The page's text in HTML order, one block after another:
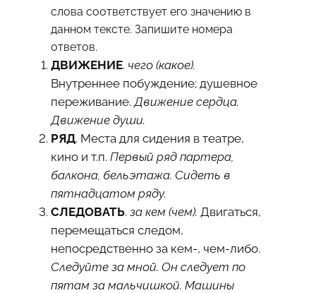
слова соответствует его значению в
данном тексте. Запишите номера
ответов.
ДВИЖЕНИЕ. чего (какое).
Внутреннее побуждение; душевное
переживание. Движение сердца.
Движение души.
РЯД. Места для сидения в театре,
кино и т.п. Первый ряд партера,
балкона, бельэтажа. Сидеть в
пятнадцатом ряду.
СЛЕДОВАТЬ. за кем (чем). Двигаться,
перемещаться следом,
непосредственно за кем-, чем-либо.
Следуйте за мной. Он следует по
пятам за мальчишкой. Машины